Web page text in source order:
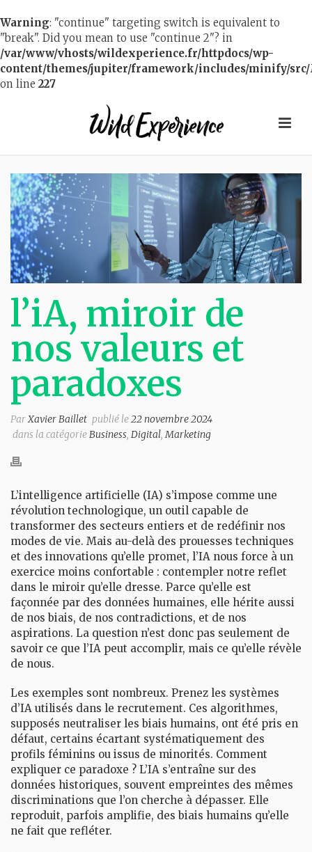
Warning: "continue" targeting switch is equivalent to
"break". Did you mean to use "continue 2"? in
/var/www/vhosts/wildexperience.fr/httpdocs/wp-
content/themes/jupiter/framework/includes/minify/
on line 227
l’iA, miroir de
nos valeurs et
paradoxes
ParXavier Baillet publié le22 novembre 2024
dans la catégorieBusiness, Digital,Marketing
L’intelligence artificielle (IA) s’impose comme une
révolution technologique, un outil capable de
transformer des secteurs entiers et de redéfinir nos
modes de vie. Mais au-delà des prouesses techniques
et des innovations qu’elle promet, l’IA nous force à un
exercice moins confortable : contempler notre reflet
dans le miroir qu’elle dresse. Parce qu’elle est
façonnée par des données humaines, elle hérite aussi
de nos biais, de nos contradictions, et de nos
aspirations. La question n’est donc pas seulement de
savoir ce que l’IA peut accomplir, mais ce qu’elle révèle
de nous.
Les exemples sont nombreux. Prenez les systèmes
d’IA utilisés dans le recrutement. Ces algorithmes,
supposés neutraliser les biais humains, ont été pris en
défaut, certains écartant systématiquement des
profils féminins ou issus de minorités. Comment
expliquer ce paradoxe ? L’IA s’entraîne sur des
données historiques, souvent empreintes des mêmes
discriminations que l’on cherche à dépasser. Elle
reproduit, parfois amplifie, des biais humains qu’elle
ne fait que refléter.